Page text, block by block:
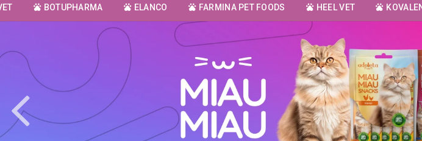
BOTUPHARMA ELANCO FARMINA PET FOODS HEEL VET